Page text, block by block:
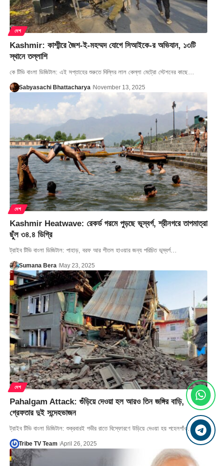
দেশ
Kashmir: কাশ্মীরে জৈশ-ই-মহম্মদ যোগে সিআইকে-র অভিযান, ১৩টি
স্থানে তল্লাশি
কে টিভি বাংলা ডিজিটাল: এই সপ্তাহের শুরুতে দিল্লির লাল কেল্লা মেট্রো স্টেশনের কাছে…
Sabyasachi Bhattacharya November 13, 2025
দেশ
Kashmir Heatwave: রেকর্ড গরমে পুড়ছে ভূস্বর্গ, শ্রীনগরে তাপমাত্রা
ছুঁল ৩৪.৪ ডিগ্রি
ট্রাইব টিভি বাংলা ডিজিটাল: পাহাড়, বরফ আর শীতল হাওয়ার জন্য পরিচিত ভূস্বর্গ…
Sumana Bera May 23, 2025
দেশ
Pahalgam Attack: গুঁড়িয়ে দেওয়া হল আরও তিন জঙ্গির বাড়ি,
গ্রেফতার দুই সন্দেহভাজন
ট্রাইব টিভি বাংলা ডিজিটাল: শুক্রবারই গভীর রাতে বিস্ফোরণে উড়িয়ে দেওয়া হয় পহেলগাঁও…
Tribe TV Team April 26, 2025